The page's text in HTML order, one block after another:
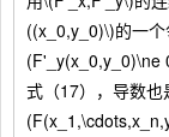
((x_0,y_0)\)的一
(F'_y(x_0,y_0)\ne
式（17），导数